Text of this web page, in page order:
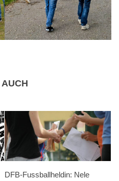
DFB-Fussballheldin: Nele